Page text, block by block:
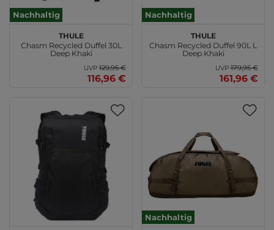
Nachhaltig
THULE
Chasm Recycled Duffel 30L
Deep Khaki
UVP129,95 €
116,96 €
Nachhaltig
THULE
Chasm Recycled Duffel 90L L
Deep Khaki
UVP179,95 €
161,96 €
Nachhaltig